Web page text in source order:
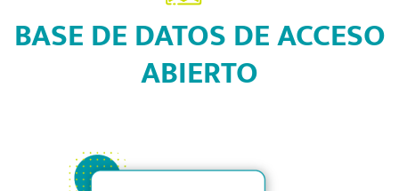
BASE DE DATOS DE ACCESO
ABIERTO